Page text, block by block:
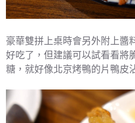
豪華雙拼上桌時會另外附上醬
好吃了，但建議可以試看看將
糖，就好像北京烤鴨的片鴨皮